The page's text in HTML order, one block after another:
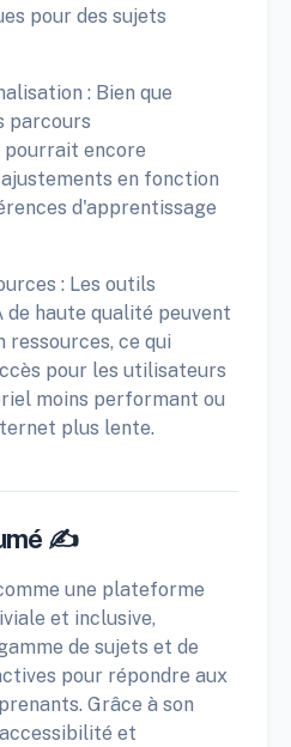
pour des sujets
: Bien que
parcours
encore
en fonction
d'apprentissage
: Les outils
de haute qualité peuvent
ressources, ce qui
pour les utilisateurs
moins performant ou
plus lente.
✍️
une plateforme
et inclusive,
de sujets et de
pour répondre aux
Grâce à son
et